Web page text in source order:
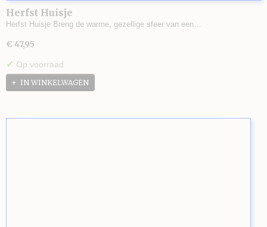
Herfst Huisje
Herfst Huisje Breng de warme, gezellige sfeer van een…
€ 47,95
✓ Op voorraad
IN WINKELWAGEN